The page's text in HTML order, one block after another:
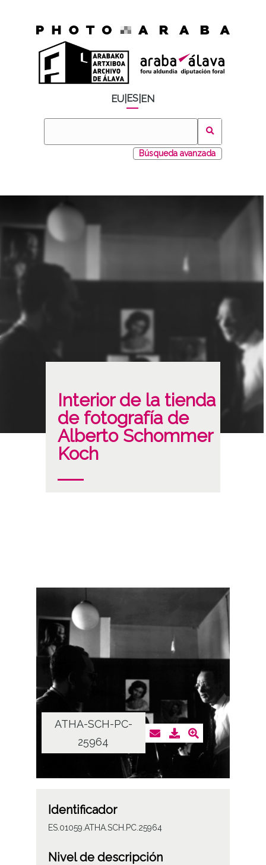
EU ES EN
Búsqueda avanzada
Interior de la tienda
de fotografía de
Alberto Schommer
Koch
ATHA-SCH-PC-
25964
Identificador
ES.01059.ATHA.SCH.PC.25964
Nivel de descripción